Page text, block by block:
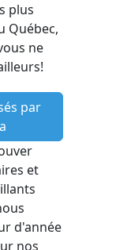
plus
Québec,
ne
par
et
d'année
nos